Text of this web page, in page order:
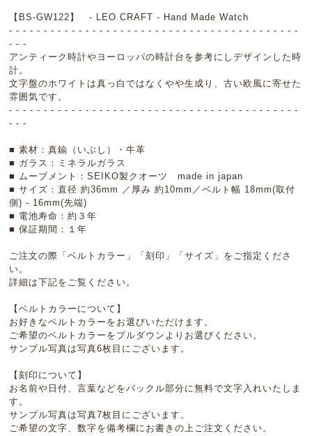
【BS-GW122】 - LEO CRAFT - Hand Made Watch
- - - - - - - - - - - - - - - - - - - - - - - - - - - - - - - - - - - - - - - - - -
- - -
アンティーク時計やヨーロッパの時計台を参考にしデザインした時
計。
文字盤のホワイトは真っ白ではなくやや生成り、古い欧風に寄せた
雰囲気です。
- - - - - - - - - - - - - - - - - - - - - - - - - - - - - - - - - - - - - - - - - -
- - -
■ 素材：真鍮（いぶし）・牛革
■ ガラス：ミネラルガラス
■ ムーブメント：SEIKO製クオーツ made in japan
■ サイズ：直径 約36mm ／厚み 約10mm／ベルト幅 18mm(取付
側) - 16mm(先端)
■ 電池寿命：約３年
■ 保証期間：１年
ご注文の際「ベルトカラー」「刻印」「サイズ」をご指定くださ
い。
詳細は下記をご覧ください。
【ベルトカラーについて】
お好きなベルトカラーをお選びいただけます。
ご希望のベルトカラーをプルダウンよりお選びください。
サンプル写真は写真6枚目にございます。
【刻印について】
お名前や日付、言葉などをバックル部分に無料で文字入れいたしま
す。
サンプル写真は写真7枚目にございます。
ご希望の文字、数字を備考欄にお書きの上ご注文ください。